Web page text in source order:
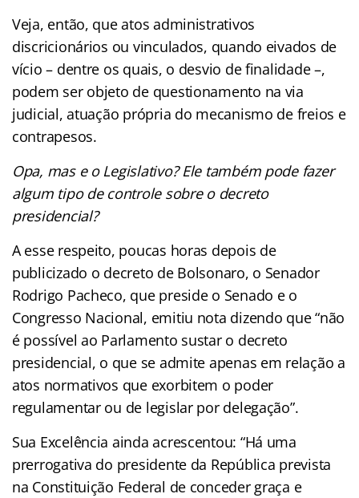
Veja, então, que atos administrativos
discricionários ou vinculados, quando eivados de
vício – dentre os quais, o desvio de finalidade –,
podem ser objeto de questionamento na via
judicial, atuação própria do mecanismo de freios e
contrapesos.
Opa, mas e o Legislativo? Ele também pode fazer
algum tipo de controle sobre o decreto
presidencial?
A esse respeito, poucas horas depois de
publicizado o decreto de Bolsonaro, o Senador
Rodrigo Pacheco, que preside o Senado e o
Congresso Nacional, emitiu nota dizendo que “não
é possível ao Parlamento sustar o decreto
presidencial, o que se admite apenas em relação a
atos normativos que exorbitem o poder
regulamentar ou de legislar por delegação”.
Sua Excelência ainda acrescentou: “Há uma
prerrogativa do presidente da República prevista
na Constituição Federal de conceder graça e